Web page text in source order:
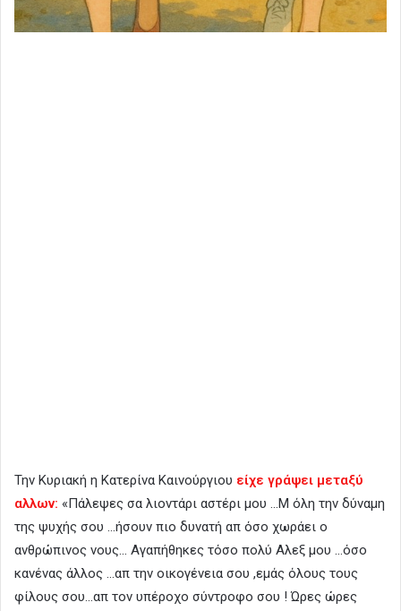
Την Κυριακή η Κατερίνα Καινούργιου είχε γράψει μεταξύ
αλλων: «Πάλεψες σα λιοντάρι αστέρι μου …Μ όλη την δύναμη
της ψυχής σου …ήσουν πιο δυνατή απ όσο χωράει ο
ανθρώπινος νους… Αγαπήθηκες τόσο πολύ Αλεξ μου …όσο
κανένας άλλος …απ την οικογένεια σου ,εμάς όλους τους
φίλους σου…απ τον υπέροχο σύντροφο σου ! Ώρες ώρες